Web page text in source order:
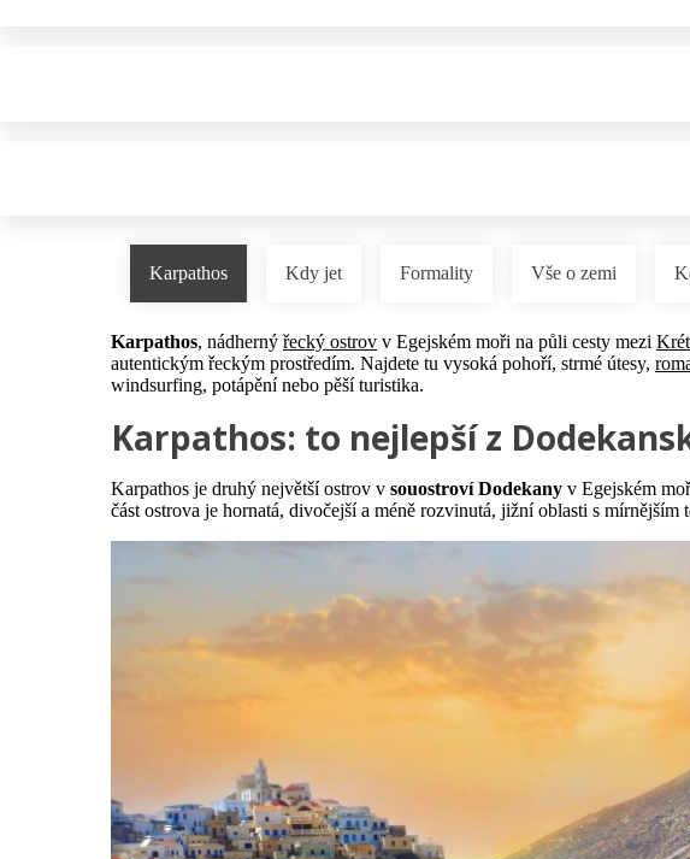
Karpathos Kdy jet Formality Vše o zemi
Karpathos, nádherný řecký ostrov v Egejském moři na půli cesty mezi
autentickým řeckým prostředím. Najdete tu vysoká pohoří, strmé útesy,
windsurfing, potápění nebo pěší turistika.
Karpathos: to nejlepší z
Karpathos je druhý největší ostrov v souostroví Dodekany v Egejském
část ostrova je hornatá, divočejší a méně rozvinutá, jižní oblasti s